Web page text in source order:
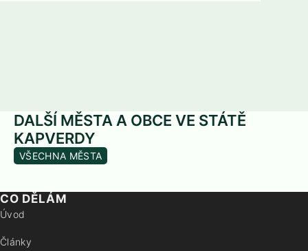
DALŠÍ MĚSTA A OBCE VE STÁTĚ
KAPVERDY
VŠECHNA MĚSTA
CO DĚLÁM
Úvod
Články